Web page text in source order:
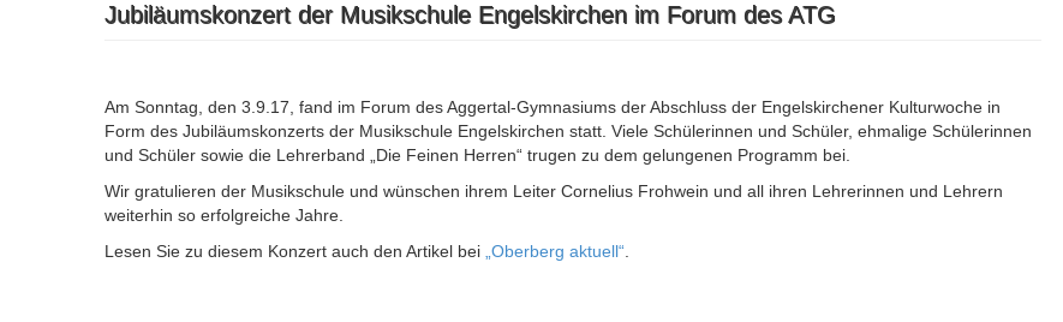
Jubiläumskonzert der Musikschule Engelskirchen im Forum des ATG
Am Sonntag, den 3.9.17, fand im Forum des Aggertal-Gymnasiums der Abschluss der Engelskirchener Kulturwoche in
Form des Jubiläumskonzerts der Musikschule Engelskirchen statt. Viele Schülerinnen und Schüler, ehmalige Schülerinnen
und Schüler sowie die Lehrerband „Die Feinen Herren“ trugen zu dem gelungenen Programm bei.
Wir gratulieren der Musikschule und wünschen ihrem Leiter Cornelius Frohwein und all ihren Lehrerinnen und Lehrern
weiterhin so erfolgreiche Jahre.
Lesen Sie zu diesem Konzert auch den Artikel bei „Oberberg aktuell“.